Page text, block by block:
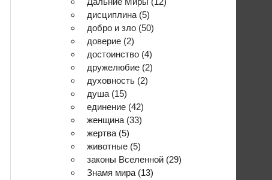
дисциплина (5)
добро и зло (50)
доверие (2)
достоинство (4)
дружелюбие (2)
духовность (2)
душа (15)
единение (42)
женщина (33)
жертва (5)
животные (5)
законы Вселенной (29)
Знамя мира (13)